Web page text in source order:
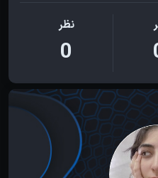
نظر
0